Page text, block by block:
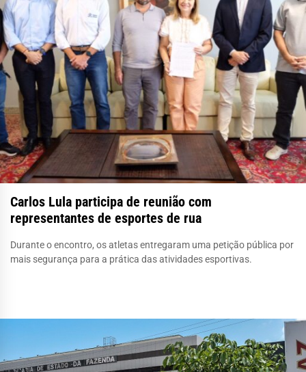
Carlos Lula participa de reunião com
representantes de esportes de rua
Durante o encontro, os atletas entregaram uma petição pública por
mais segurança para a prática das atividades esportivas.